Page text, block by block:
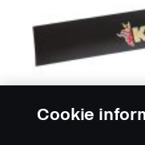
Cookie